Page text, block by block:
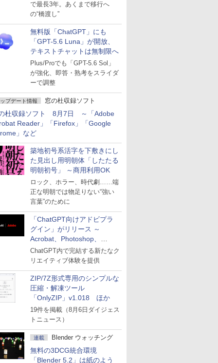
で最長3年。あくまで移行へ
の“橋渡し”
無料版「ChatGPT」にも
「GPT-5.6 Luna」が開放、
テキストチャットは無制限へ
Plus/Proでも「GPT-5.6 Sol」
が強化、即答・熟考をスライダ
ーで調整
プデート情報 窓の杜収録ソフト
杜収録ソフト 8月7日 ～「Adobe
Reader」「Firefox」「Google
」など
築地初号系活字を下敷きにし
た見出し用明朝体「したたる
明朝初号」 ～商用利用OK
ロック、ホラー、時代劇……端
正な明朝では物足りない“強い
言葉”のために
「ChatGPT向けアドビプラ
グイン」がリリース ～
Acrobat、Photoshop、
Premiereなどの機能を1つの
プラグインに統合
ChatGPT内で完結する新たなク
リエイティブ体験を提供
ZIP/7Z形式専用のシンプルな
圧縮・解凍ツール
「OnlyZIP」v1.018 ほか
19件を掲載（8月6日ダイジェス
トニュース）
連載 Blender ウォッチング
無料の3DCG統合環境
「Blender 5.2」は紙のよう